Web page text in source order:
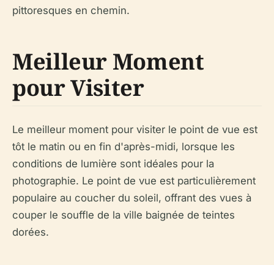
pittoresques en chemin.
Meilleur Moment
pour Visiter
Le meilleur moment pour visiter le point de vue est
tôt le matin ou en fin d'après-midi, lorsque les
conditions de lumière sont idéales pour la
photographie. Le point de vue est particulièrement
populaire au coucher du soleil, offrant des vues à
couper le souffle de la ville baignée de teintes
dorées.